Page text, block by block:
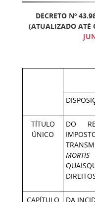
DECRETO Nº
(ATUALIZADO ATÉ
TÍTULO
ÚNICO
DO
MORTIS
CAPÍTULO
DA